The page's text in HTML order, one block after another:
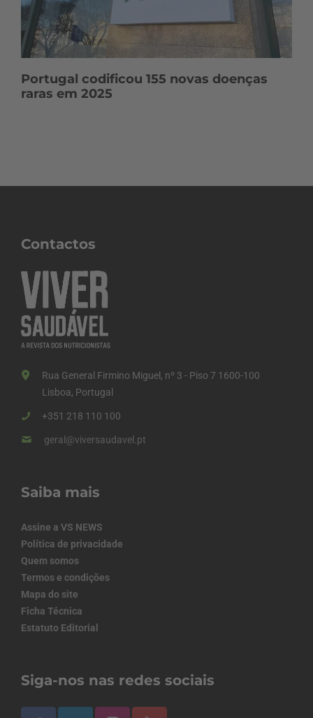
Portugal codificou 155 novas doenças
raras em 2025
Contactos
Rua General Firmino Miguel, nº 3 - Piso 7 1600-100
Lisboa, Portugal
+351 218 110 100
geral@viversaudavel.pt
Saiba mais
Assine a VS NEWS
Política de privacidade
Quem somos
Termos e condições
Mapa do site
Ficha Técnica
Estatuto Editorial
Siga-nos nas redes sociais